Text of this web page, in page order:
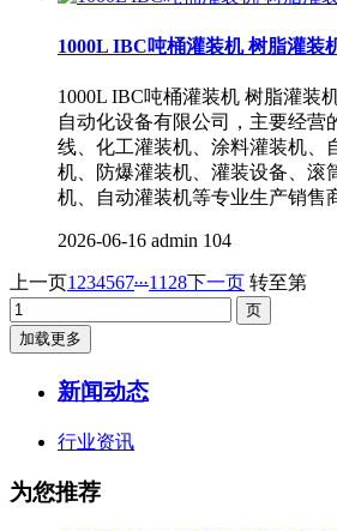
1000L IBC吨桶灌装机 树脂灌装
1000L IBC吨桶灌装机 树脂灌装
自动化设备有限公司，主要经营
线、化工灌装机、涂料灌装机、
机、防爆灌装机、灌装设备、滚
机、自动灌装机等专业生产销售
2026-06-16 admin 104
上一页1 234567...1128下一页 转至第
加载更多
新闻动态
行业资讯
为您推荐